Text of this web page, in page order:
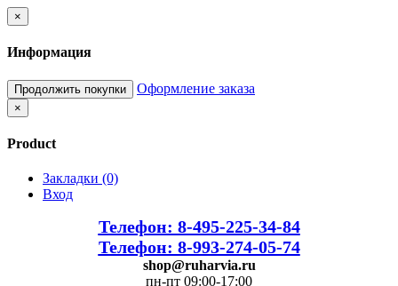
×
Информация
Продолжить покупки Оформление заказа
×
Product
Закладки (0)
Вход
Телефон: 8-495-225-34-84
Телефон: 8-993-274-05-74
shop@ruharvia.ru
пн-пт 09:00-17:00